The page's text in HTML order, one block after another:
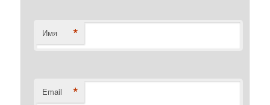
Имя *
Email *